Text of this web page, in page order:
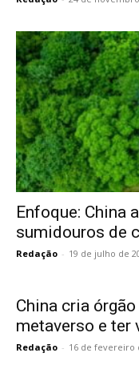
Enfoque: China
sumidouros de
Redação - 19 de julho de
China cria
metaverso e ter
Redação - 16 de fevereiro